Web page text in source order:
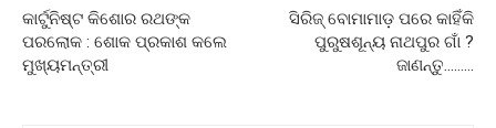
କାର୍ଟୁନିଷ୍ଟ କିଶୋର ରଥଙ୍କ
ପରଲୋକ : ଶୋକ ପ୍ରକାଶ କଲେ
ମୁଖ୍ୟମନ୍ତ୍ରୀ
ସିରିଜ୍ ବୋମାମାଡ଼ ପରେ କାହିଁକି
ପୁରୁଷଶୂନ୍ୟ ନାଥପୁର ଗାଁ ?
ଜାଣନ୍ତୁ………